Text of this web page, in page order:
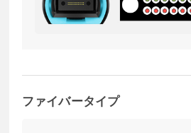
ファイバータイプ